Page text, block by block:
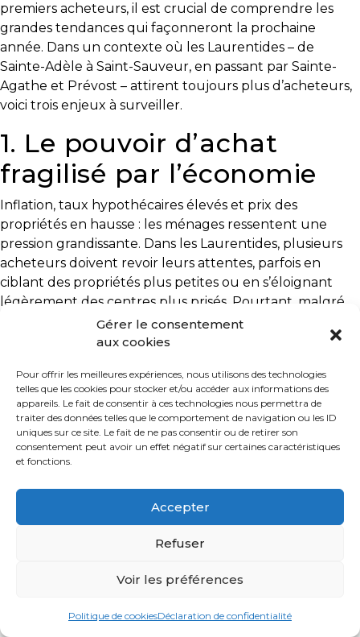
Gérer le consentement
aux cookies
Pour offrir les meilleures expériences, nous utilisons des technologies
telles que les cookies pour stocker et/ou accéder aux informations des
appareils. Le fait de consentir à ces technologies nous permettra de
traiter des données telles que le comportement de navigation ou les ID
uniques sur ce site. Le fait de ne pas consentir ou de retirer son
consentement peut avoir un effet négatif sur certaines caractéristiques
et fonctions.
Accepter
Refuser
Voir les préférences
Politique de cookiesDéclaration de confidentialité
premiers acheteurs, il est crucial de comprendre les
grandes tendances qui façonneront la prochaine
année. Dans un contexte où les Laurentides – de
Sainte-Adèle à Saint-Sauveur, en passant par Sainte-
Agathe et Prévost – attirent toujours plus d’acheteurs,
voici trois enjeux à surveiller.
1. Le pouvoir d’achat
fragilisé par l’économie
Inflation, taux hypothécaires élevés et prix des
propriétés en hausse : les ménages ressentent une
pression grandissante. Dans les Laurentides, plusieurs
acheteurs doivent revoir leurs attentes, parfois en
ciblant des propriétés plus petites ou en s’éloignant
légèrement des centres plus prisés. Pourtant, malgré
ces contraintes, les transactions demeurent soutenues.
Pourquoi? Parce que la qualité de vie dans la région
Conseil : En travaillant avec un courtier immobilier
local, vous pourrez évaluer la juste valeur des
propriétés et cibler des opportunités adaptées à votre
budget.
2. L’évolution des formes
d’habitation
Les nouvelles réalités amènent aussi de nouvelles
les projets intergénérationnels ou encore la location à
la rareté et aux coûts élevés. Dans les villages des